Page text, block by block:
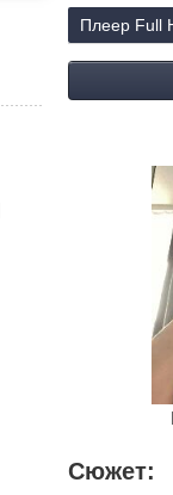
Плеер Full
Сюжет: